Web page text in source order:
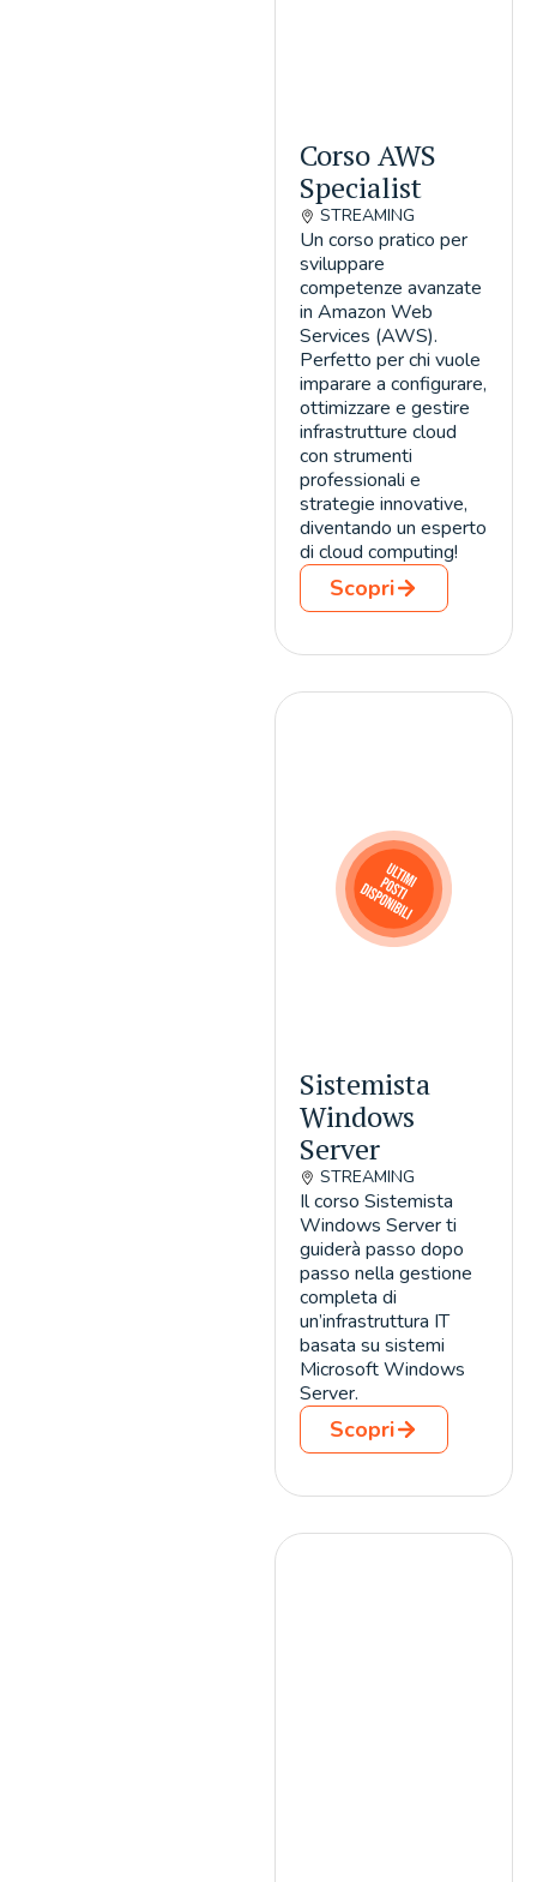
Corso AWS
Specialist
STREAMING
Un corso pratico per
sviluppare
competenze avanzate
in Amazon Web
Services (AWS).
Perfetto per chi vuole
imparare a configurare,
ottimizzare e gestire
infrastrutture cloud
con strumenti
professionali e
strategie innovative,
diventando un esperto
di cloud computing!
Scopri
Sistemista
Windows
Server
STREAMING
Il corso Sistemista
Windows Server ti
guiderà passo dopo
passo nella gestione
completa di
un’infrastruttura IT
basata su sistemi
Microsoft Windows
Server.
Scopri